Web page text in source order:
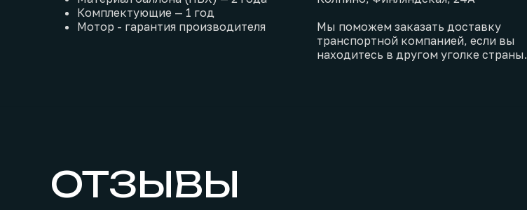
Комплектующие — 1 год
Мотор - гарантия производителя
Мы поможем заказать доставку
транспортной компанией, если вы
находитесь в другом уголке страны.
ОТЗЫВЫ